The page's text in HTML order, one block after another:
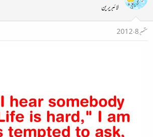
لائبریرین
ستمبر 8، 2012